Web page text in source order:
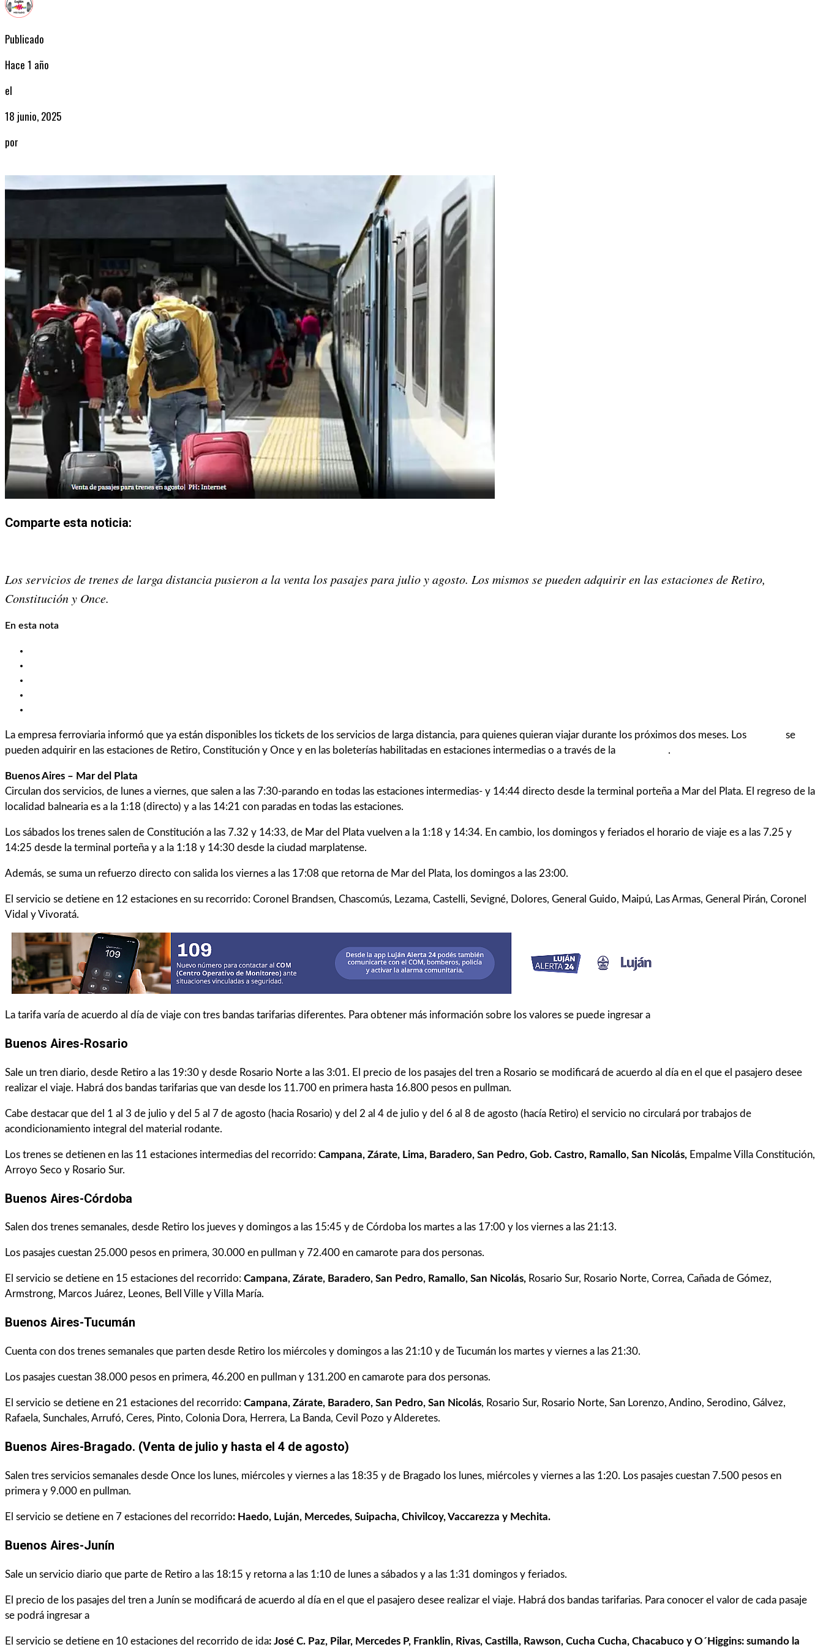
Publicado
Hace 1 año
el
18 junio, 2025
por
Comparte esta noticia:
Los servicios de trenes de larga distancia pusieron a la venta los pasajes para julio y agosto. Los mismos se pueden adquirir en las estaciones de Retiro,
Constitución y Once.
En esta nota
La empresa ferroviaria informó que ya están disponibles los tickets de los servicios de larga distancia, para quienes quieran viajar durante los próximos dos meses. Los
se
pueden adquirir en las estaciones de Retiro, Constitución y Once y en las boleterías habilitadas en estaciones intermedias o a través de la
.
Buenos Aires – Mar del Plata
Circulan dos servicios, de lunes a viernes, que salen a las 7:30-parando en todas las estaciones intermedias- y 14:44 directo desde la terminal porteña a Mar del Plata. El regreso de la
localidad balnearia es a la 1:18 (directo) y a las 14:21 con paradas en todas las estaciones.
Los sábados los trenes salen de Constitución a las 7.32 y 14:33, de Mar del Plata vuelven a la 1:18 y 14:34. En cambio, los domingos y feriados el horario de viaje es a las 7.25 y
14:25 desde la terminal porteña y a la 1:18 y 14:30 desde la ciudad marplatense.
Además, se suma un refuerzo directo con salida los viernes a las 17:08 que retorna de Mar del Plata, los domingos a las 23:00.
El servicio se detiene en 12 estaciones en su recorrido: Coronel Brandsen, Chascomús, Lezama, Castelli, Sevigné, Dolores, General Guido, Maipú, Las Armas, General Pirán, Coronel
Vidal y Vivoratá.
La tarifa varía de acuerdo al día de viaje con tres bandas tarifarias diferentes. Para obtener más información sobre los valores se puede ingresar a
Buenos Aires-Rosario
Sale un tren diario, desde Retiro a las 19:30 y desde Rosario Norte a las 3:01. El precio de los pasajes del tren a Rosario se modificará de acuerdo al día en el que el pasajero desee
realizar el viaje. Habrá dos bandas tarifarias que van desde los 11.700 en primera hasta 16.800 pesos en pullman.
Cabe destacar que del 1 al 3 de julio y del 5 al 7 de agosto (hacia Rosario) y del 2 al 4 de julio y del 6 al 8 de agosto (hacía Retiro) el servicio no circulará por trabajos de
acondicionamiento integral del material rodante.
Los trenes se detienen en las 11 estaciones intermedias del recorrido: Campana, Zárate, Lima, Baradero, San Pedro, Gob. Castro, Ramallo, San Nicolás, Empalme Villa Constitución,
Arroyo Seco y Rosario Sur.
Buenos Aires-Córdoba
Salen dos trenes semanales, desde Retiro los jueves y domingos a las 15:45 y de Córdoba los martes a las 17:00 y los viernes a las 21:13.
Los pasajes cuestan 25.000 pesos en primera, 30.000 en pullman y 72.400 en camarote para dos personas.
El servicio se detiene en 15 estaciones del recorrido: Campana, Zárate, Baradero, San Pedro, Ramallo, San Nicolás, Rosario Sur, Rosario Norte, Correa, Cañada de Gómez,
Armstrong, Marcos Juárez, Leones, Bell Ville y Villa María.
Buenos Aires-Tucumán
Cuenta con dos trenes semanales que parten desde Retiro los miércoles y domingos a las 21:10 y de Tucumán los martes y viernes a las 21:30.
Los pasajes cuestan 38.000 pesos en primera, 46.200 en pullman y 131.200 en camarote para dos personas.
El servicio se detiene en 21 estaciones del recorrido: Campana, Zárate, Baradero, San Pedro, San Nicolás, Rosario Sur, Rosario Norte, San Lorenzo, Andino, Serodino, Gálvez,
Rafaela, Sunchales, Arrufó, Ceres, Pinto, Colonia Dora, Herrera, La Banda, Cevil Pozo y Alderetes.
Buenos Aires-Bragado. (Venta de julio y hasta el 4 de agosto)
Salen tres servicios semanales desde Once los lunes, miércoles y viernes a las 18:35 y de Bragado los lunes, miércoles y viernes a las 1:20. Los pasajes cuestan 7.500 pesos en
primera y 9.000 en pullman.
El servicio se detiene en 7 estaciones del recorrido: Haedo, Luján, Mercedes, Suipacha, Chivilcoy, Vaccarezza y Mechita.
Buenos Aires-Junín
Sale un servicio diario que parte de Retiro a las 18:15 y retorna a las 1:10 de lunes a sábados y a las 1:31 domingos y feriados.
El precio de los pasajes del tren a Junín se modificará de acuerdo al día en el que el pasajero desee realizar el viaje. Habrá dos bandas tarifarias. Para conocer el valor de cada pasaje
se podrá ingresar a
El servicio se detiene en 10 estaciones del recorrido de ida: José C. Paz, Pilar, Mercedes P, Franklin, Rivas, Castilla, Rawson, Cucha Cucha, Chacabuco y O´Higgins: sumando la